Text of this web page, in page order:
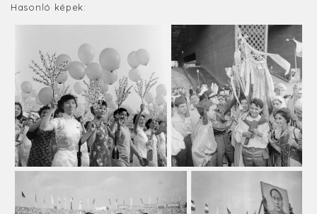
Hasonló képek: